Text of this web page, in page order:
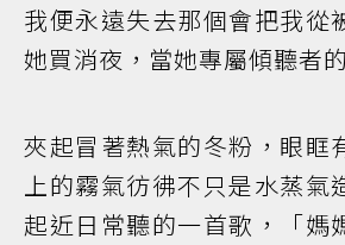
我便永遠失去那個會把我從
她買消夜，當她專屬傾聽者
夾起冒著熱氣的冬粉，眼眶
上的霧氣彷彿不只是水蒸氣
起近日常聽的一首歌，「媽